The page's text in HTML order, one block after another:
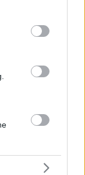
below Google
piacon?